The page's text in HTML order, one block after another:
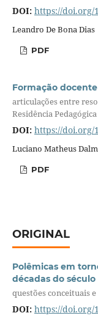
DOI: https://doi.org/
Leandro De Bona Dias
PDF
Formação
articulações entre
Residência
DOI: https://doi.org/
Luciano Matheus
PDF
ORIGINAL
Polêmicas em
décadas do século
questões conceituais
DOI: https://doi.org/